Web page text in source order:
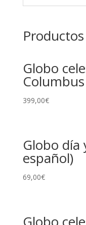
Globo
Columbus
399,00€
Globo día
español)
69,00€